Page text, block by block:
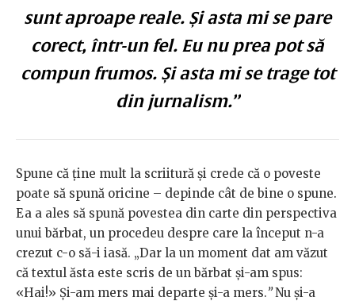
sunt aproape reale. Și asta mi se pare
corect, într-un fel. Eu nu prea pot să
compun frumos. Și asta mi se trage tot
din jurnalism.”
Spune că ține mult la scriitură și crede că o poveste
poate să spună oricine – depinde cât de bine o spune.
Ea a ales să spună povestea din carte din perspectiva
unui bărbat, un procedeu despre care la început n-a
crezut c-o să-i iasă. „Dar la un moment dat am văzut
că textul ăsta este scris de un bărbat și-am spus:
«Hai!» Și-am mers mai departe și-a mers.”Nu și-a